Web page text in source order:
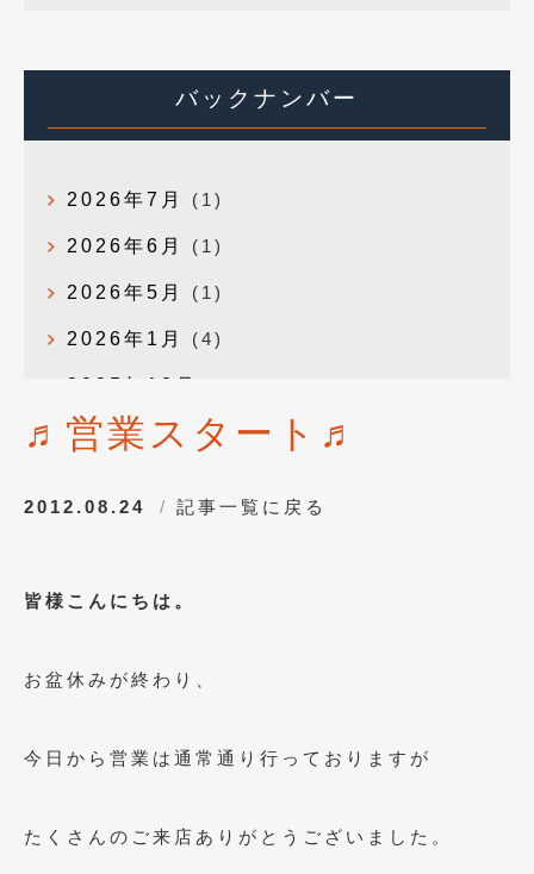
バックナンバー
2026年7月 (1)
2026年6月 (1)
2026年5月 (1)
2026年1月 (4)
2025年12月
2025年10月(1)
2024年7月
2024年1月(1)
2023年11月(1)
♬営業スタート♬
2012.08.24 記事一覧に戻る
皆様こんにちは。
お盆休みが終わり、
今日から営業は通常通り行っておりますが
たくさんのご来店ありがとうございました。